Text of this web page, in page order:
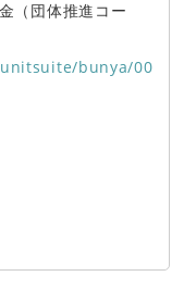
（団体推進コー
bunya/00